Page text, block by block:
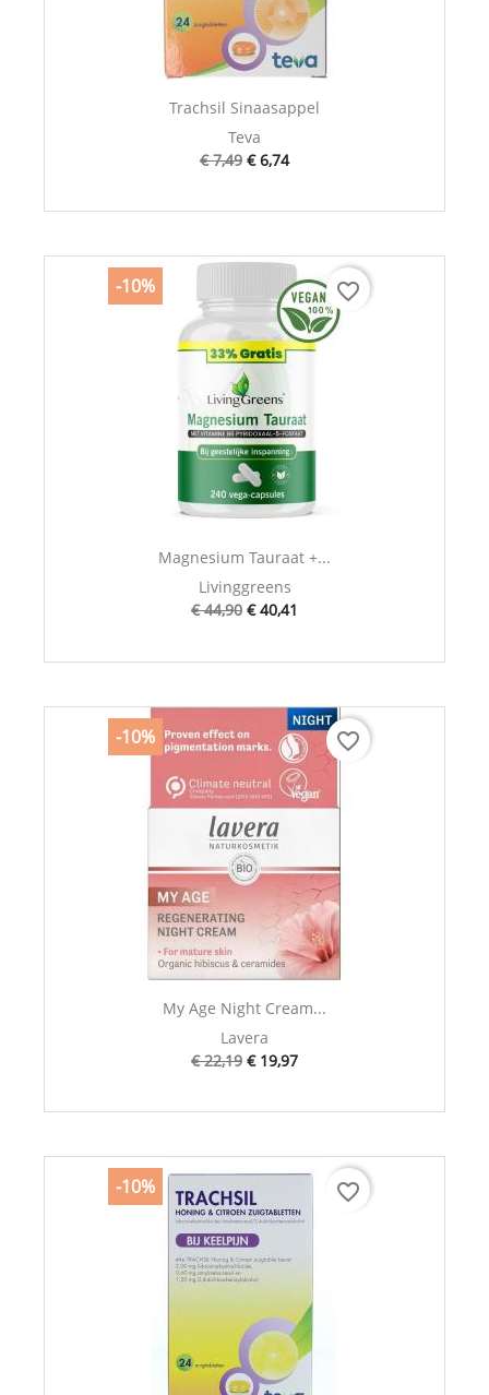
Trachsil Sinaasappel
Teva
€ 7,49 € 6,74
Magnesium Tauraat +...
Livinggreens
€ 44,90 € 40,41
-10% favorite_border
My Age Night Cream...
Lavera
€ 22,19 € 19,97
-10% favorite_border
-10% favorite_border